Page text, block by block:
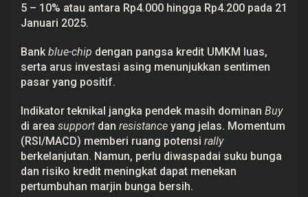
5 – 10% atau antara Rp4.000 hingga Rp4.200 pada 21
Januari 2025.
Bank blue-chip dengan pangsa kredit UMKM luas,
serta arus investasi asing menunjukkan sentimen
pasar yang positif.
Indikator teknikal jangka pendek masih dominan Buy
di area support dan resistance yang jelas. Momentum
(RSI/MACD) memberi ruang potensi rally
berkelanjutan. Namun, perlu diwaspadai suku bunga
dan risiko kredit meningkat dapat menekan
pertumbuhan marjin bunga bersih.